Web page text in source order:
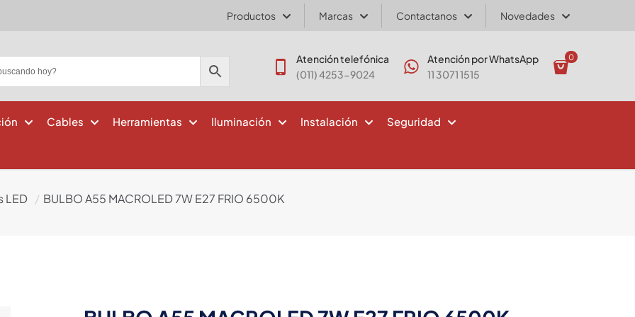
Productos Marcas Contactanos Novedades
Atención telefónica
(011) 4253-9024
Atención por WhatsApp
11 3071 1515
0
Cables Herramientas Iluminación Instalación Seguridad
LED / BULBO A55 MACROLED 7W E27 FRIO 6500K